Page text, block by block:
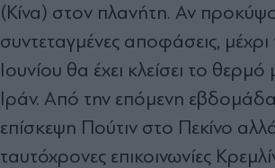
(Κίνα) στον πλανήτη. Αν
συντεταγµένες αποφάσεις,
Ιουνίου θα έχει κλείσει το
Ιράν. Από την επόµενη
επίσκεψη Πούτιν στο Πεκίνο αλλά
ταυτόχρονες επικοινωνίες